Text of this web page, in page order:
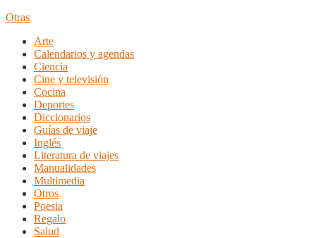
Otras
Arte
Calendarios y agendas
Ciencia
Cine y televisión
Cocina
Deportes
Diccionarios
Guías de viaje
Inglés
Literatura de viajes
Manualidades
Multimedia
Otros
Poesia
Regalo
Salud